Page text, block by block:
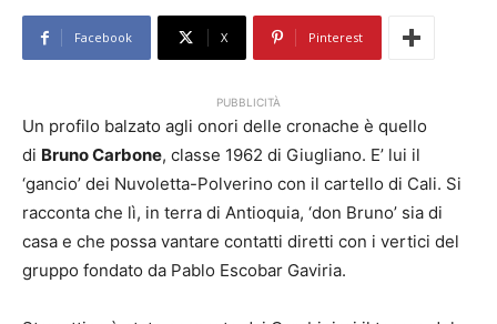
Facebook X Pinterest
PUBBLICITÀ
Un profilo balzato agli onori delle cronache è quello
di Bruno Carbone, classe 1962 di Giugliano. E’ lui il
‘gancio’ dei Nuvoletta-Polverino con il cartello di Cali. Si
racconta che lì, in terra di Antioquia, ‘don Bruno’ sia di
casa e che possa vantare contatti diretti con i vertici del
gruppo fondato da Pablo Escobar Gaviria.